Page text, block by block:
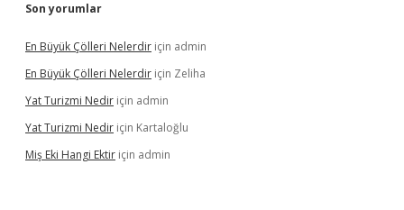
Son yorumlar
En Büyük Çölleri Nelerdir için admin
En Büyük Çölleri Nelerdir için Zeliha
Yat Turizmi Nedir için admin
Yat Turizmi Nedir için Kartaloğlu
Miş Eki Hangi Ektir için admin